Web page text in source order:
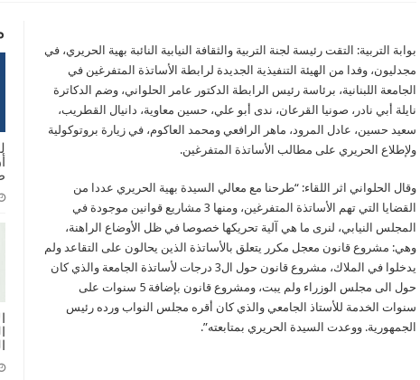
الحريري
مشاريع
قوانين
تخص
الأساتذة
مغلقة
بوابة التربية: التقت رئيسة لجنة التربية والثقافة النيابية النائبة بهية الحريري، في
مجدليون، وفدا من الهيئة التنفيذية الجديدة لرابطة الأساتذة المتفرغين في
الجامعة اللبنانية، برئاسة رئيس الرابطة الدكتور عامر الحلواني، وضم الدكاترة
نايلة أبي نادر، صونيا القرعان، ندى أبو علي، حسين معاوية، دانيال القطريب،
سعيد حسين، عادل المرود، ماهر الرافعي ومحمد العاكوم، في زيارة بروتوكولية
ولإطلاع الحريري على مطالب الأساتذة المتفرغين.
وقال الحلواني اثر اللقاء: “طرحنا مع معالي السيدة بهية الحريري عددا من
القضايا التي تهم الأساتذة المتفرغين، ومنها 3 مشاريع قوانين موجودة في
المجلس النيابي، لنرى ما هي آلية تحريكها خصوصا في ظل الأوضاع الراهنة،
وهي: مشروع قانون معجل مكرر يتعلق بالأساتذة الذين يحالون على التقاعد ولم
يدخلوا في الملاك، مشروع قانون حول ال3 درجات لأساتذة الجامعة والذي كان
حول الى مجلس الوزراء ولم يبت، ومشروع قانون بإضافة 5 سنوات على
سنوات الخدمة للأستاذ الجامعي والذي كان أقره مجلس النواب ورده رئيس
الجمهورية. ووعدت السيدة الحريري بمتابعته”.